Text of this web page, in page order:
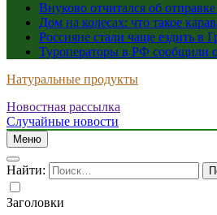
Внуково отчитался об
Дом на колесах: что такое
Россияне стали чаще ездить в
Туроператоры в РФ сообщили
Натуральные продукты
Новостная рассылка
Случайные новости
Меню
Найти:
Заголовки